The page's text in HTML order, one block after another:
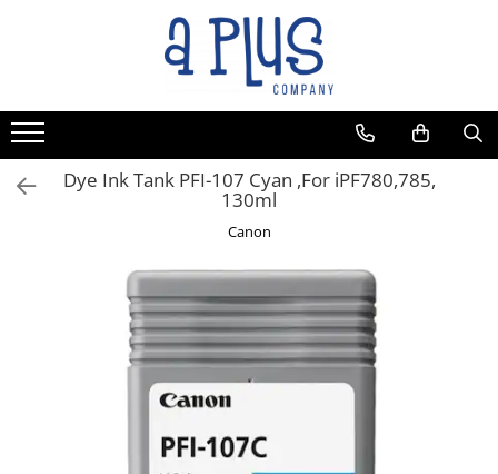
Benzi pentru etichete
Cartuse de cerneala
Cartuse toner
Unitate cilindru (Drum unit)
Dye Ink Tank PFI-107 Cyan ,For iPF780,785,
130ml
Canon